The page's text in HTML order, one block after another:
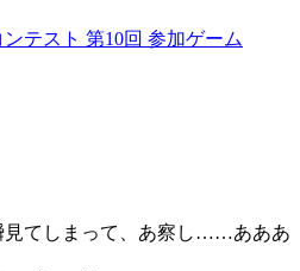
テスト 第10回 参加ゲーム
てしまって、あ察し……あああ